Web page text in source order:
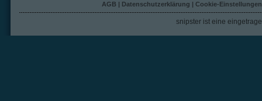
AGB | Datenschutzerklärung | Cookie-Einstellungen
snipster ist eine